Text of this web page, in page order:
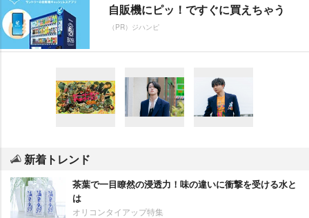
自販機にピッ！ですぐに買えちゃう
（PR）ジハンピ
新着トレンド
茶葉で一目瞭然の浸透力！味の違いに衝撃を受ける水と
は
オリコンタイアップ特集